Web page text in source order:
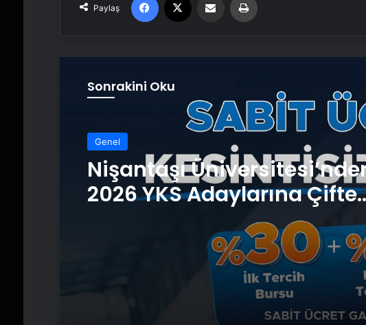
Paylaş
Sonrakini Oku
Genel
Nişantaşı
2026 YKS Adaylarına Çifte
Güvence: Sabit Ücret ve
Kesintisiz Burs